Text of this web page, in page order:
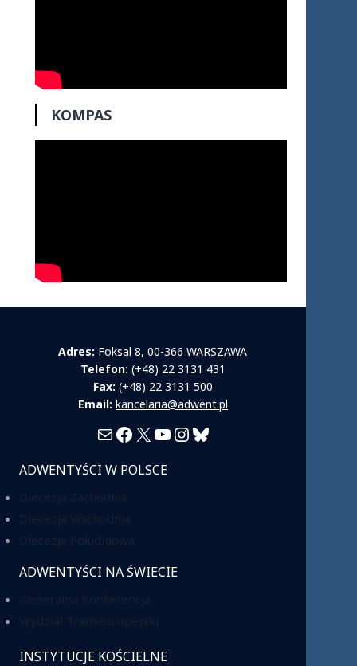
KOMPAS
Adres: Foksal 8, 00-366 WARSZAWA
Telefon: (+48) 22 3131 431
Fax: (+48) 22 3131 500
Email: kancelaria@adwent.pl
MailFacebook
X YouTube
Instagram
Bluesky
ADWENTYŚCI W POLSCE
ADWENTYŚCI NA ŚWIECIE
INSTYTUCJE KOŚCIELNE